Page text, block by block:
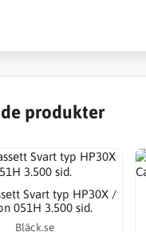
produkter
Svart typ HP30X /
051H 3.500 sid.
Bläck.se